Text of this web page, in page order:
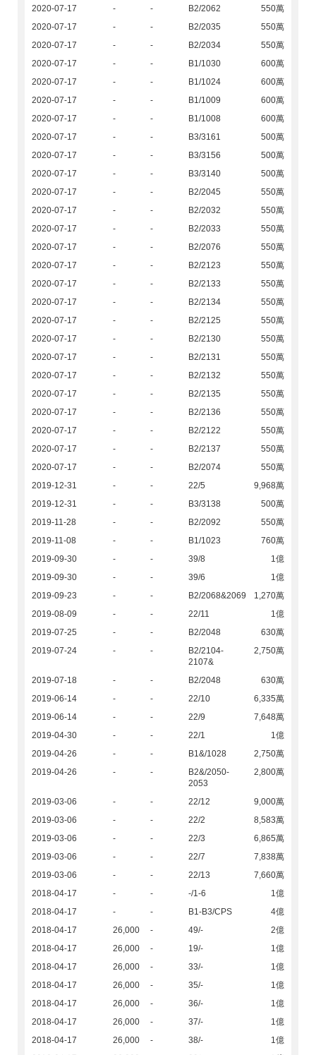
2020-07-17 - - B2/2062
550萬
2020-07-17
- - B2/2035
550萬
2020-07-17
- - B2/2034
550萬
2020-07-17
- - B1/1030
600萬
2020-07-17
- - B1/1024
600萬
2020-07-17
- - B1/1009
600萬
2020-07-17
- - B1/1008
600萬
2020-07-17
- - B3/3161
500萬
2020-07-17
- - B3/3156
500萬
2020-07-17
- - B3/3140
500萬
2020-07-17
- - B2/2045
550萬
2020-07-17
- - B2/2032
550萬
2020-07-17
- - B2/2033
550萬
2020-07-17
- - B2/2076
550萬
2020-07-17
- - B2/2123
550萬
2020-07-17
- - B2/2133
550萬
2020-07-17
- - B2/2134
550萬
2020-07-17
- - B2/2125
550萬
2020-07-17
- - B2/2130
550萬
2020-07-17
- - B2/2131
550萬
2020-07-17
- - B2/2132
550萬
2020-07-17
- - B2/2135
550萬
2020-07-17
- - B2/2136
550萬
2020-07-17
- - B2/2122
550萬
2020-07-17
- - B2/2137
550萬
2020-07-17
- - B2/2074
550萬
2019-12-31
- - 22/5
9,968萬
2019-12-31
- - B3/3138
500萬
2019-11-28
- - B2/2092
550萬
2019-11-08
- - B1/1023
760萬
2019-09-30
- - 39/8
1億
2019-09-30
- - 39/6
1億
2019-09-23
- - B2/2068&2069
1,270萬
2019-08-09
- - 22/11
1億
2019-07-25
- - B2/2048
630萬
2019-07-24
- -
B2/2104-
2107&
2,750萬
2019-07-18 - - B2/2048
630萬
2019-06-14
- - 22/10
6,335萬
2019-06-14
- - 22/9
7,648萬
2019-04-30
- - 22/1
1億
2019-04-26
- - B1&/1028
2,750萬
2019-04-26
- -
B2&/2050-
2053
2,800萬
2019-03-06 - - 22/12
9,000萬
2019-03-06
- - 22/2
8,583萬
2019-03-06
- - 22/3
6,865萬
2019-03-06
- - 22/7
7,838萬
2019-03-06
- - 22/13
7,660萬
2018-04-17
- - -/1-6
1億
2018-04-17
- - B1-B3/CPS
4億
2018-04-17
26,000 - 49/-
2億
2018-04-17
26,000 - 19/-
1億
2018-04-17
26,000 - 33/-
1億
2018-04-17
26,000 - 35/-
1億
2018-04-17
26,000 - 36/-
1億
2018-04-17
26,000 - 37/-
1億
2018-04-17
26,000 - 38/-
1億